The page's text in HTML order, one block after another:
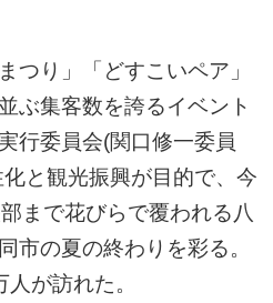
つり」「どすこいペア」
ぶ集客数を誇るイベント
行委員会(関口修一委員
と観光振興が目的で、今
まで花びらで覆われる八
市の夏の終わりを彩る。
が訪れた。